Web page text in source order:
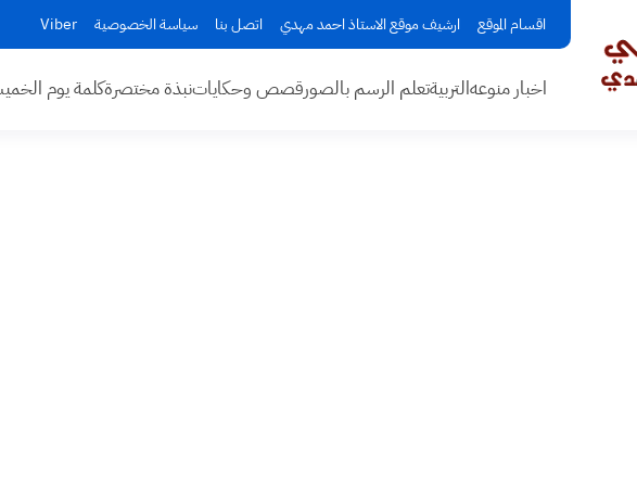
اقسام الموقع ارشيف موقع الاستاذ احمد مهدي اتصل بنا سياسة الخصوصية Viber
اخبار منوعهالتربيةتعلم الرسم بالصورقصص وحكاياتنبذة مختصرةكلمة يوم